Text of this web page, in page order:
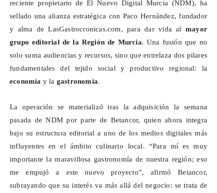
reciente propietario de El Nuevo Digital Murcia (NDM), ha
sellado una alianza estratégica con Paco Hernández, fundador
y alma de LasGastrocronicas.com, para dar vida al mayor
grupo editorial de la Región de Murcia. Una fusión que no
solo suma audiencias y recursos, sino que entrelaza dos pilares
fundamentales del tejido social y productivo regional: la
economía y la gastronomía.
La operación se materializó tras la adquisición la semana
pasada de NDM por parte de Betancor, quien ahora integra
bajo su estructura editorial a uno de los medios digitales más
influyentes en el ámbito culinario local. “Para mí es muy
importante la maravillosa gastronomía de nuestra región; eso
me empujó a este nuevo proyecto”, afirmó Betancor,
subrayando que su interés va más allá del negocio: se trata de